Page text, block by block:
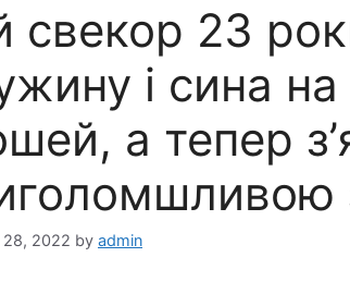
свекор 23
і сина
а тепер
28, 2022 by admin